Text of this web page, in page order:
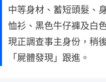
中等身材、蓄短頭髮、
恤衫、黑色牛仔褲及白
現正調查事主身份，稍
「屍體發現」跟進。